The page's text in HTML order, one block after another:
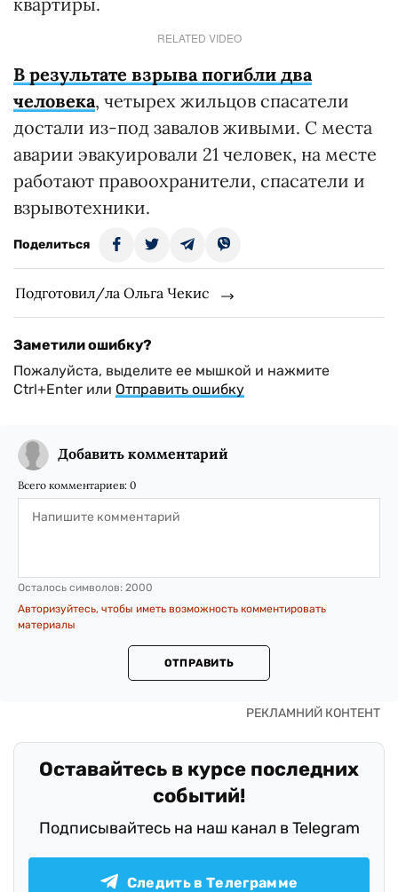
RELATED VIDEO
В результате взрыва погибли два
человека, четырех жильцов спасатели
достали из-под завалов живыми. С места
аварии эвакуировали 21 человек, на месте
работают правоохранители, спасатели и
взрывотехники.
Поделиться
Подготовил/ла Ольга Чекис
Заметили ошибку?
Пожалуйста, выделите ее мышкой и нажмите
Ctrl+Enter или Отправить ошибку
Добавить комментарий
Всего комментариев: 0
Осталось символов: 2000
Авторизуйтесь, чтобы иметь возможность комментировать
материалы
ОТПРАВИТЬ
Оставайтесь в курсе последних
событий!
Подписывайтесь на наш канал в Telegram
Следить в Телеграмме